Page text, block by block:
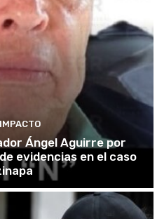
Ángel Aguirre por
evidencias en el caso